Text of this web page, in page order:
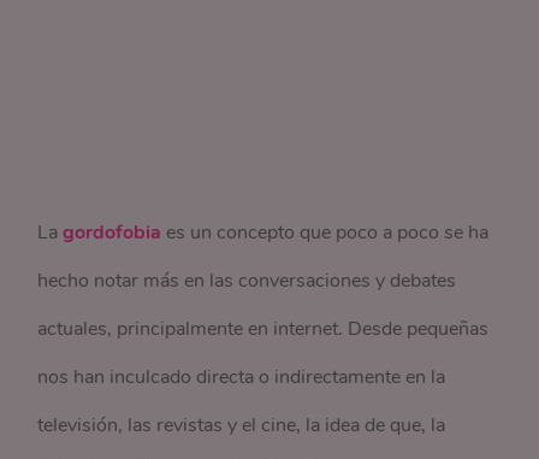
Lagordofobia es un concepto que poco a poco se ha
hecho notar más en las conversaciones y debates
actuales, principalmente en internet. Desde pequeñas
nos han inculcado directa o indirectamente en la
televisión, las revistas y el cine, la idea de que, la